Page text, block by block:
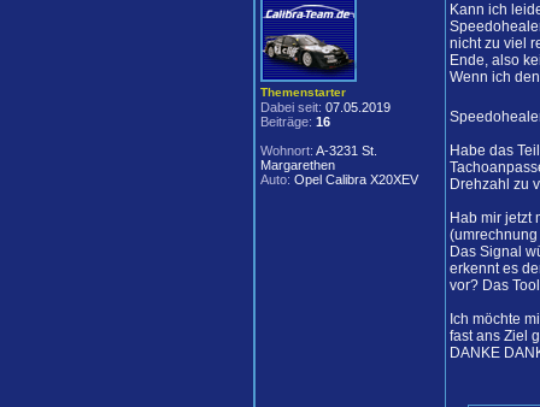
Themenstarter
Dabei seit: 07.05.2019
Beiträge: 16
Wohnort: A-3231 St.
Margarethen
Auto: Opel Calibra X20XEV
Kann ich
nicht zu viel
Ende, also
Wenn ich
Habe das
Drehzahl zu
Hab mir jetzt
Das Signal
erkennt es
vor? Das
Ich möchte
fast ans Ziel
DANKE